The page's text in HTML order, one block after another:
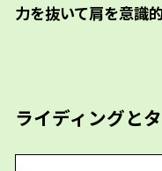
力を抜いて肩を意識
ライディングと